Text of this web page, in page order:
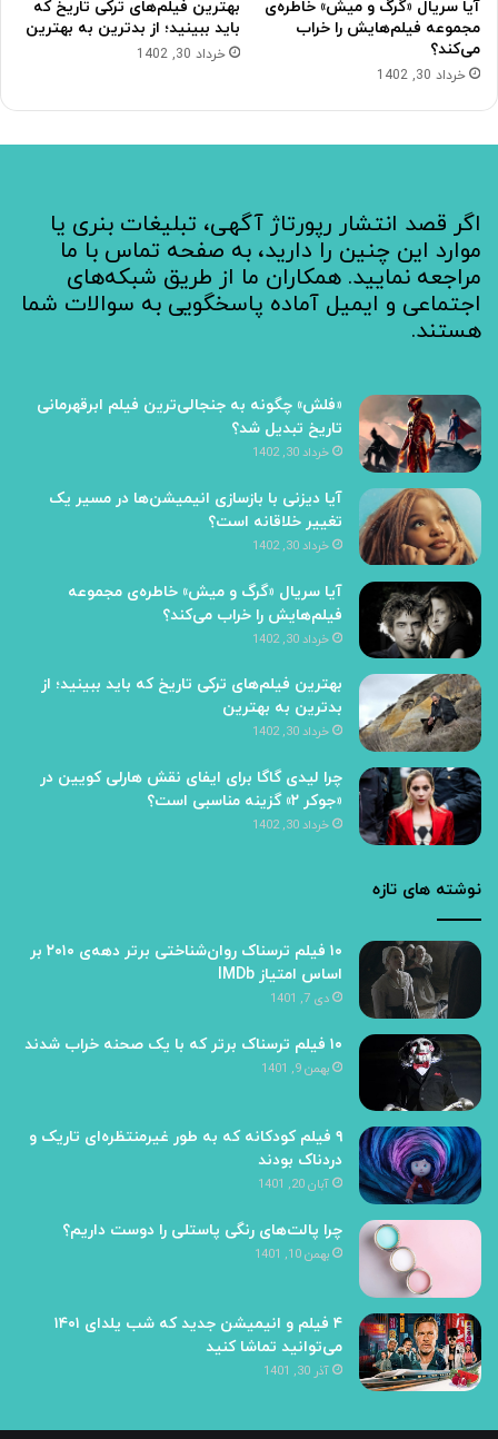
آیا سریال «گرگ و میش» خاطره‌ی
مجموعه‌ فیلم‌هایش را خراب
می‌کند؟
خرداد 30, 1402
بهترین فیلم‌های ترکی تاریخ که
باید ببینید؛ از بدترین به بهترین
خرداد 30, 1402
اگر قصد انتشار رپورتاژ آگهی، تبلیغات بنری یا
موارد این چنین را دارید، به صفحه تماس با ما
مراجعه نمایید. همکاران ما از طریق شبکه‌های
اجتماعی و ایمیل آماده پاسخگویی به سوالات شما
هستند.
«فلش» چگونه به جنجالی‌ترین فیلم ابرقهرمانی
تاریخ تبدیل شد؟
خرداد 30, 1402
آیا دیزنی با بازسازی انیمیشن‌ها در مسیر یک
تغییر خلاقانه است؟
خرداد 30, 1402
آیا سریال «گرگ و میش» خاطره‌ی مجموعه‌
فیلم‌هایش را خراب می‌کند؟
خرداد 30, 1402
بهترین فیلم‌های ترکی تاریخ که باید ببینید؛ از
بدترین به بهترین
خرداد 30, 1402
چرا لیدی گاگا برای ایفای نقش هارلی کویین در
«جوکر ۲» گزینه مناسبی است؟
خرداد 30, 1402
نوشته های تازه
۱۰ فیلم ترسناک روان‌شناختی برتر دهه‌ی ۲۰۱۰ بر
اساس امتیاز IMDb
دی 7, 1401
۱۰ فیلم ترسناک برتر که با یک صحنه خراب شدند
بهمن 9, 1401
۹ فیلم کودکانه که به طور غیرمنتظره‌ای تاریک و
دردناک‌ بودند
آبان 20, 1401
چرا پالت‌های رنگی پاستلی را دوست داریم؟
بهمن 10, 1401
۴ فیلم و انیمیشن جدید که شب یلدای ۱۴۰۱
می‌توانید تماشا کنید
آذر 30, 1401